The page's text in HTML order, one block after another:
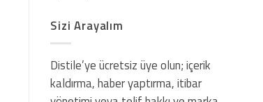
Sizi Arayalım
Distile’ye ücretsiz üye olun; içerik
kaldırma, haber yaptırma, itibar